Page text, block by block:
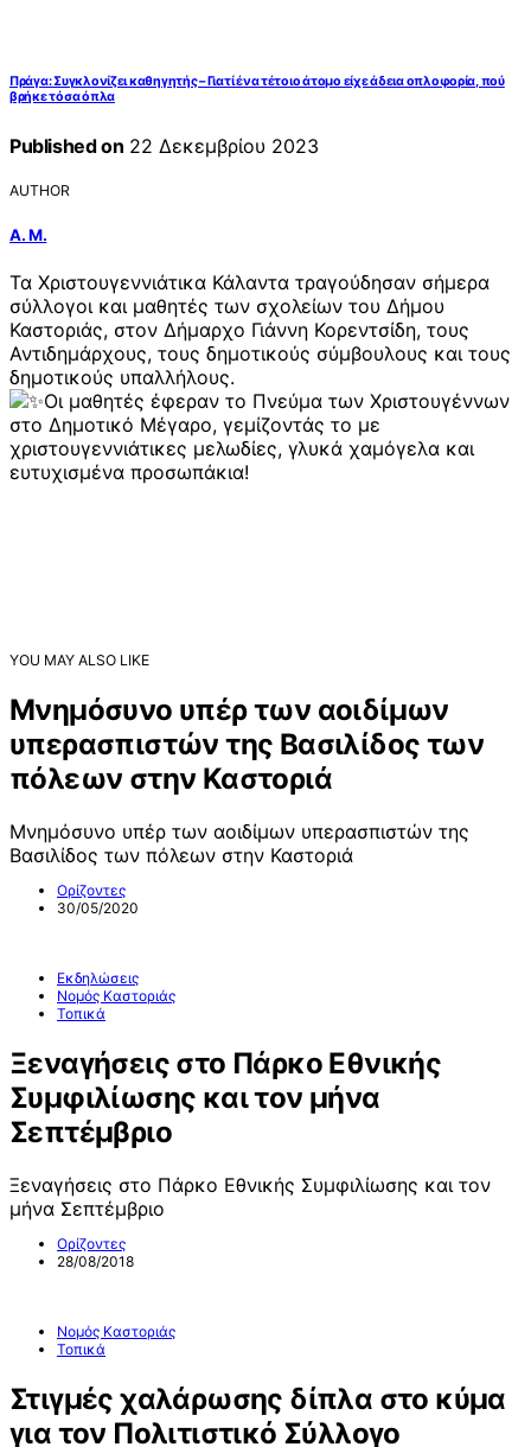
Πράγα: Συγκλονίζει καθηγητής – Γιατί ένα τέτοιο άτομο είχε άδεια οπλοφορία, πού
βρήκε τόσα όπλα
Published on 22 Δεκεμβρίου 2023
AUTHOR
Α. Μ.
Τα Χριστουγεννιάτικα Κάλαντα τραγούδησαν σήμερα
σύλλογοι και μαθητές των σχολείων του Δήμου
Καστοριάς, στον Δήμαρχο Γιάννη Κορεντσίδη, τους
Αντιδημάρχους, τους δημοτικούς σύμβουλους και τους
δημοτικούς υπαλλήλους.
Οι μαθητές έφεραν το Πνεύμα των Χριστουγέννων
στο Δημοτικό Μέγαρο, γεμίζοντάς το με
χριστουγεννιάτικες μελωδίες, γλυκά χαμόγελα και
ευτυχισμένα προσωπάκια!
YOU MAY ALSO LIKE
Μνημόσυνο υπέρ των αοιδίμων
υπερασπιστών της Βασιλίδος των
πόλεων στην Καστοριά
Μνημόσυνο υπέρ των αοιδίμων υπερασπιστών της
Βασιλίδος των πόλεων στην Καστοριά
Ορίζοντες
30/05/2020
Εκδηλώσεις
Νομός Καστοριάς
Τοπικά
Ξεναγήσεις στο Πάρκο Εθνικής
Συμφιλίωσης και τον μήνα
Σεπτέμβριο
Ξεναγήσεις στο Πάρκο Εθνικής Συμφιλίωσης και τον
μήνα Σεπτέμβριο
Ορίζοντες
28/08/2018
Νομός Καστοριάς
Τοπικά
Στιγμές χαλάρωσης δίπλα στο κύμα
για τον Πολιτιστικό Σύλλογο